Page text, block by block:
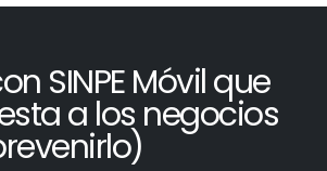
SINPE Móvil que
a los negocios